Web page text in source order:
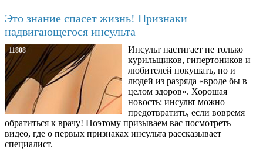
Это знание спасет жизнь! Признаки
надвигающегося инсульта
11808
Инсульт настигает не только
курильщиков, гипертоников и
любителей покушать, но и
людей из разряда «вроде бы в
целом здоров». Хорошая
новость: инсульт можно
предотвратить, если вовремя
обратиться к врачу! Поэтому призываем вас посмотреть
видео, где о первых признаках инсульта рассказывает
специалист.